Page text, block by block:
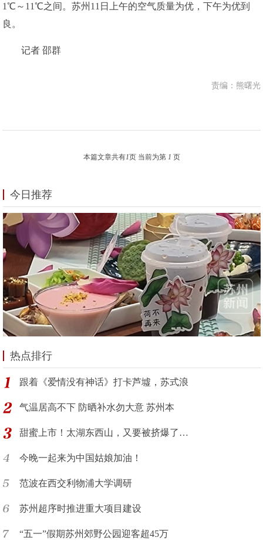
1℃～11℃之间。苏州11日上午的空气质量为优，下午为优到
良。
记者 邵群
责编：熊曙光
本篇文章共有1页 当前为第 1 页
今日推荐
热点排行
跟着《爱情没有神话》打卡芦墟，苏式浪
气温居高不下 防晒补水勿大意 苏州本
甜蜜上市！太湖东西山，又要被挤爆了…
今晚一起来为中国姑娘加油！
范波在西交利物浦大学调研
苏州超序时推进重大项目建设
“五一”假期苏州郊野公园迎客超45万